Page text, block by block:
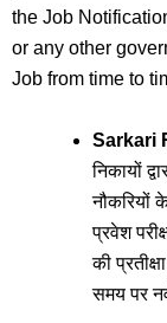
the Job
or any other
Job from time to
Sarkari
निकायों
नौकरियों
प्रवेश
की
समय पर